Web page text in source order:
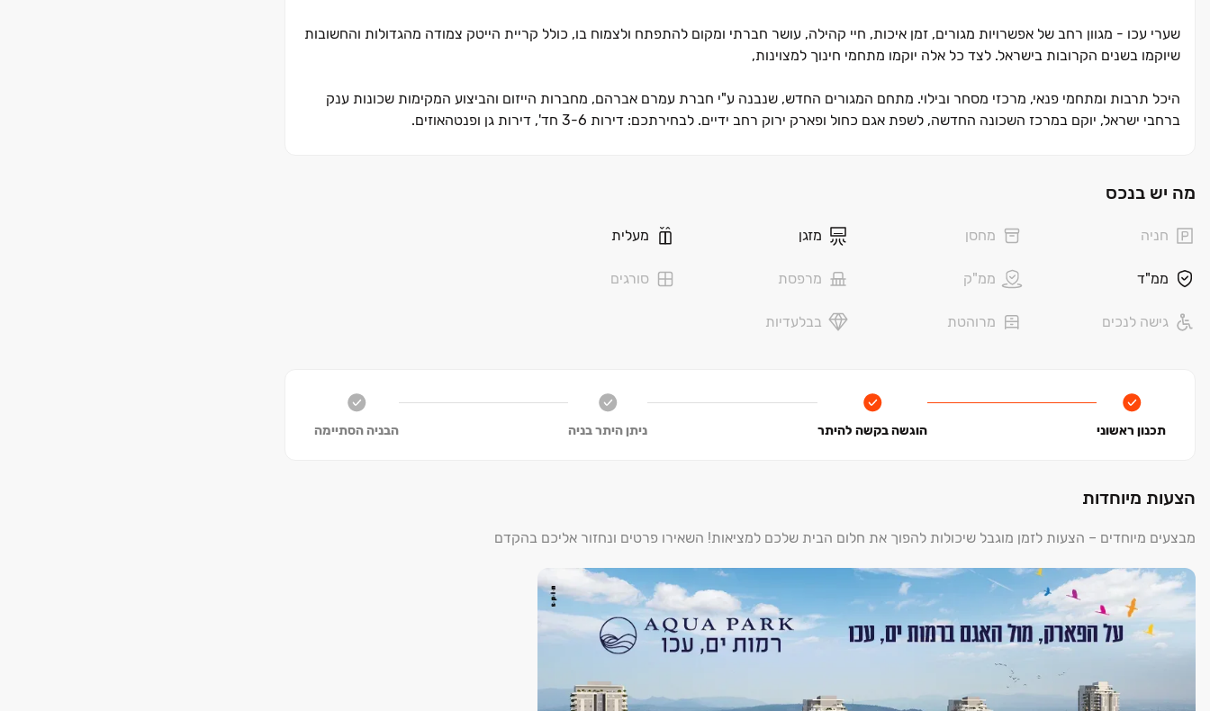
שערי עכו - מגוון רחב של אפשרויות מגורים, זמן איכות, חיי קהילה, עושר חברתי ומקום להתפתח ולצמוח בו, כולל קריית הייטק צמודה מהגדולות והחשובות
שיוקמו בשנים הקרובות בישראל. לצד כל אלה יוקמו מתחמי חינוך למצוינות,
היכל תרבות ומתחמי פנאי, מרכזי מסחר ובילוי. מתחם המגורים החדש, שנבנה ע"י חברת עמרם אברהם, מחברות הייזום והביצוע המקימות שכונות ענק
ברחבי ישראל, יוקם במרכז השכונה החדשה, לשפת אגם כחול ופארק ירוק רחב ידיים. לבחירתכם: דירות ‏3-6 חד', דירות גן ופנטהאוזים.
ההדמיות והתמונות, הינם להמחשה בלבד, כפופים לקבלת היתרים ואישורים על פי כל הדין ובכל מקרה אינם מהווים מצג סופי ואין בהם כדי לחייב את
החברה ו/או מי מטעמה במקרה של שינוי. רק הסכם חתום על ידי החברה ועל ידי הגורמים המוסמכים אצלה יחייבה. ט.ל.ח
מה יש בנכס
חניה מחסן מזגן מעלית
ממ"ד ממ"ק מרפסת סורגים
גישה לנכים מרוהטת בבלעדיות
תכנון ראשוני הוגשה בקשה להיתר ניתן היתר בניה הבניה הסתיימה
הצעות מיוחדות
מבצעים מיוחדים – הצעות לזמן מוגבל שיכולות להפוך את חלום הבית שלכם למציאות! השאירו פרטים ונחזור אליכם בהקדם